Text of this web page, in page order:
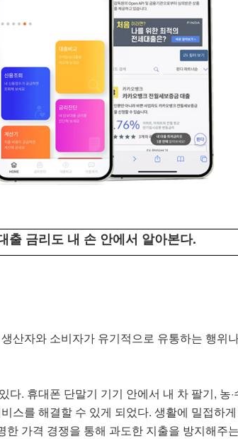
출 금리도 내 손 안에서 알아본다.
산자와 소비자가 유기적으로 유통하는 행위
. 휴대폰 단말기 기기 안에서 내 차 팔기, 농·
스를 해결할 수 있게 되었다. 생활에 밀접하
가격 경쟁을 통해 과도한 지출을 방지해주